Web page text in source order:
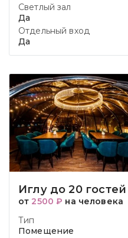
Светлый зал
Да
Отдельный вход
Да
Иглу до 20 гостей
от 2500 ₽ на человека
Тип
Помещение